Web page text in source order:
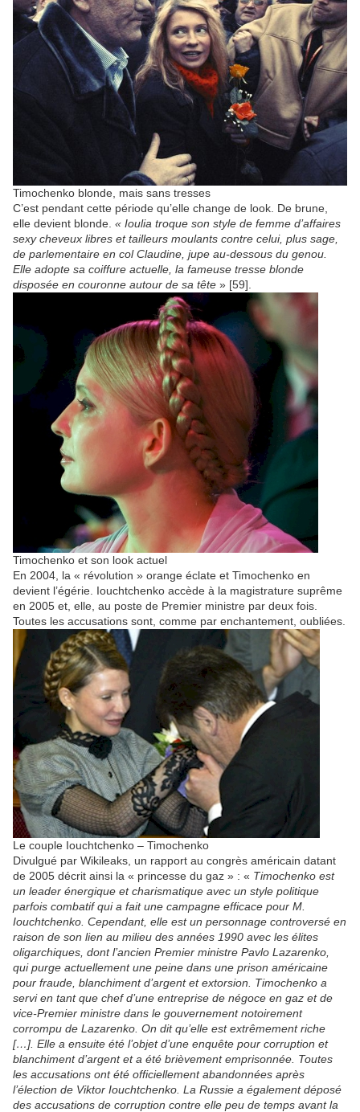
Timochenko blonde, mais sans tresses
C’est pendant cette période qu’elle change de look. De brune,
elle devient blonde. « Ioulia troque son style de femme d’affaires
sexy cheveux libres et tailleurs moulants contre celui, plus sage,
de parlementaire en col Claudine, jupe au-dessous du genou.
Elle adopte sa coiffure actuelle, la fameuse tresse blonde
disposée en couronne autour de sa tête » [59].
Timochenko et son look actuel
En 2004, la « révolution » orange éclate et Timochenko en
devient l’égérie. Iouchtchenko accède à la magistrature suprême
en 2005 et, elle, au poste de Premier ministre par deux fois.
Toutes les accusations sont, comme par enchantement, oubliées.
Le couple Iouchtchenko – Timochenko
Divulgué par Wikileaks, un rapport au congrès américain datant
de 2005 décrit ainsi la « princesse du gaz » : « Timochenko est
un leader énergique et charismatique avec un style politique
parfois combatif qui a fait une campagne efficace pour M.
Iouchtchenko. Cependant, elle est un personnage controversé en
raison de son lien au milieu des années 1990 avec les élites
oligarchiques, dont l’ancien Premier ministre Pavlo Lazarenko,
qui purge actuellement une peine dans une prison américaine
pour fraude, blanchiment d’argent et extorsion. Timochenko a
servi en tant que chef d’une entreprise de négoce en gaz et de
vice-Premier ministre dans le gouvernement notoirement
corrompu de Lazarenko. On dit qu’elle est extrêmement riche
[…] Elle a ensuite été l’objet d’une enquête pour corruption et
blanchiment d’argent et a été brièvement emprisonnée. Toutes
les accusations ont été officiellement abandonnées après
l’élection de Viktor Iouchtchenko. La Russie a également déposé
des accusations de corruption contre elle peu de temps avant la